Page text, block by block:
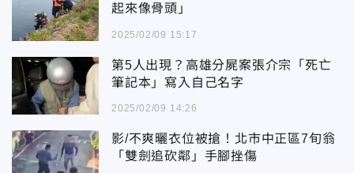
起來像骨頭」
2025/02/09 15:17
第5人出現？高雄分屍案張介宗「死亡
筆記本」寫入自己名字
2025/02/09 14:26
影/不爽曬衣位被搶！北市中正區7旬翁
「雙劍追砍鄰」手腳挫傷